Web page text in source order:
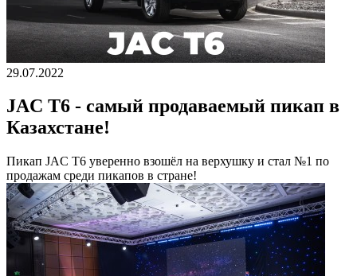
29.07.2022
JAC T6 - самый продаваемый пикап в
Казахстане!
Пикап JAC T6 уверенно взошёл на верхушку и стал №1 по
продажам среди пикапов в стране!